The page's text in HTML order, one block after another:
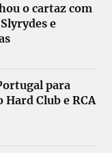
o cartaz com
e
para
Club e RCA